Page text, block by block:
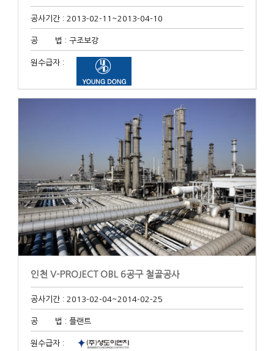
공사기간 : 2013-02-11 ~2013-04-10
공 법 : 구조보강
원수급자 :
인천 V-PROJECT OBL 6공구 철골공사
공사기간 : 2013-02-04~2014-02-25
공 법 : 플랜트
원수급자 :